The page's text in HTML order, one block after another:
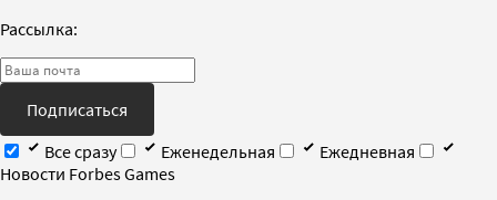
Рассылка:
Подписаться
Все сразу
Еженедельная
Ежедневная
Новости Forbes Games